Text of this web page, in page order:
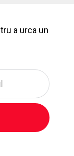
a urca un